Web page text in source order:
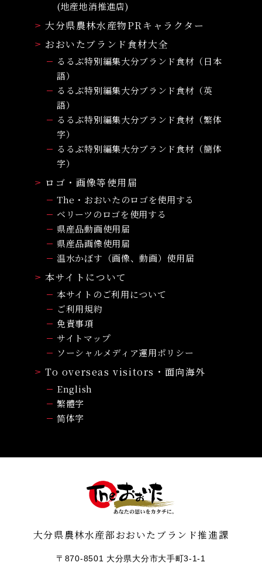
(地産地消推進店)
大分県農林水産物PRキャラクター
おおいたブランド食材大全
るるぶ特別編集大分ブランド食材（日本
語）
るるぶ特別編集大分ブランド食材（英
語）
るるぶ特別編集大分ブランド食材（繁体
字）
るるぶ特別編集大分ブランド食材（簡体
字）
ロゴ・画像等使用届
The・おおいたのロゴを使用する
ベリーツのロゴを使用する
県産品動画使用届
県産品画像使用届
温水かぼす（画像、動画）使用届
本サイトについて
本サイトのご利用について
ご利用規約
免責事項
サイトマップ
ソーシャルメディア運用ポリシー
To overseas visitors・面向海外
English
繁體字
简体字
大分県農林水産部おおいたブランド推進課
〒870-8501 大分県大分市大手町3-1-1